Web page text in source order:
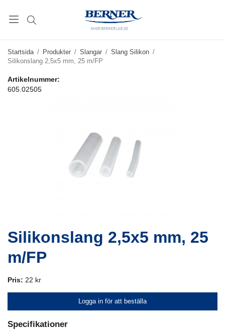
Startsida / Produkter / Slangar / Slang Silikon /
Silikonslang 2,5x5 mm, 25 m/FP
Artikelnummer:
605.02505
Silikonslang 2,5x5 mm, 25
m/FP
Pris: 22 kr
Logga in för att beställa
Specifikationer